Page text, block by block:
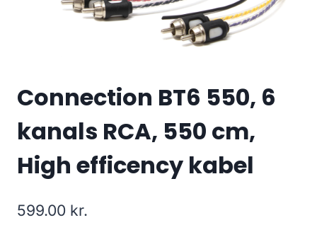
Connection BT6 550, 6
kanals RCA, 550 cm,
High efficency kabel
599.00 kr.